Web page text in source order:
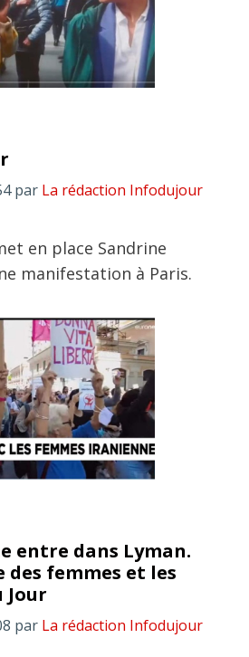
par La rédaction Infodujour
en place Sandrine
manifestation à Paris.
entre dans Lyman.
femmes et les
Jour
par La rédaction Infodujour